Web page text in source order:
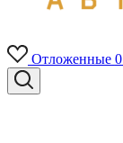
Отложенные 0